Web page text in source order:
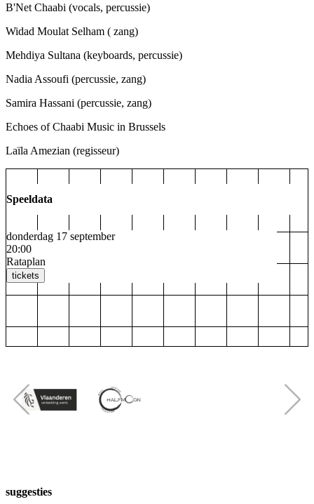
B'Net Chaabi (vocals, percussie)
Widad Moulat Selham ( zang)
Mehdiya Sultana (keyboards, percussie)
Nadia Assoufi (percussie, zang)
Samira Hassani (percussie, zang)
Echoes of Chaabi Music in Brussels
Laïla Amezian (regisseur)
Speeldata
donderdag 17 september
20:00
Rataplan
tickets
suggesties